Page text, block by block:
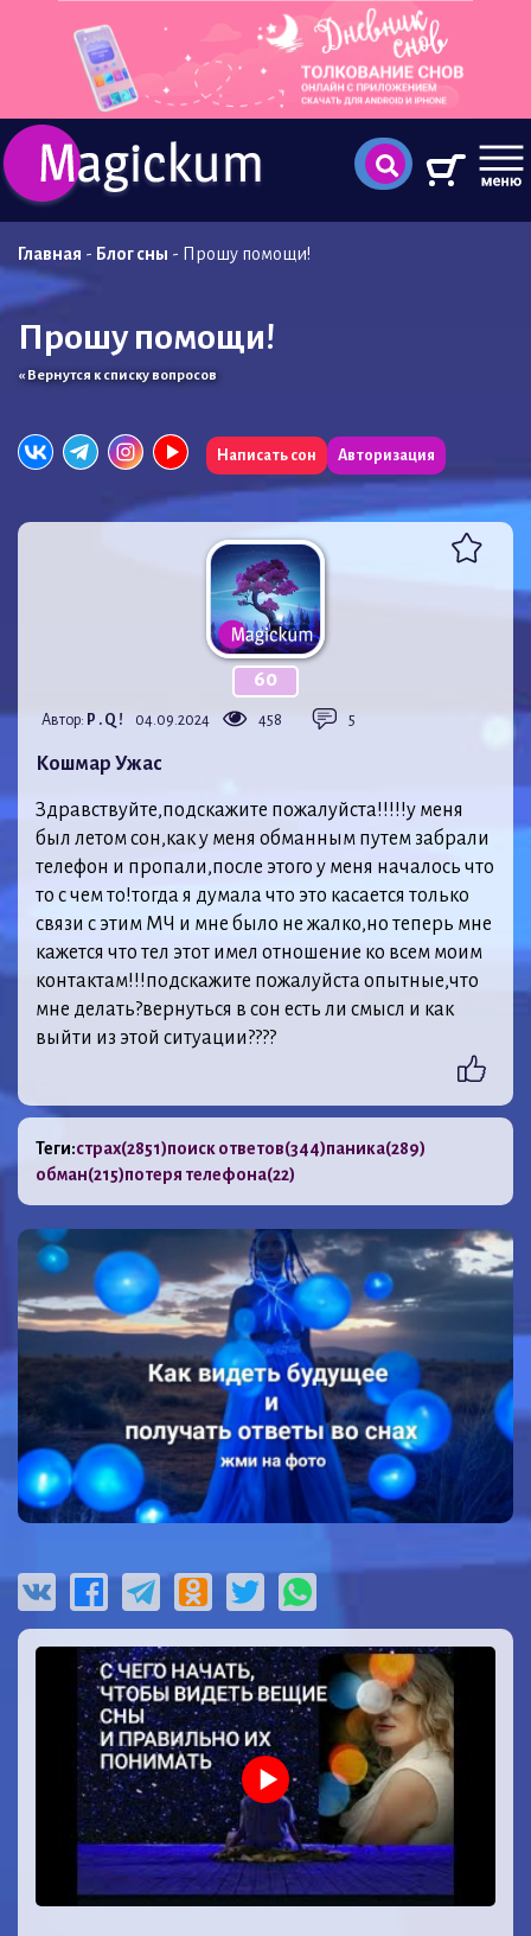
Главная - Блог сны - Прошу помощи!
Прошу помощи!
« Вернутся к списку вопросов
Написать сон Авторизация
60
Автор: P . Q ! 04.09.2024 458 5
Кошмар Ужас
Здравствуйте,подскажите пожалуйста!!!!!у меня
был летом сон,как у меня обманным путем забрали
телефон и пропали,после этого у меня началось что
то с чем то!тогда я думала что это касается только
связи с этим МЧ и мне было не жалко,но теперь мне
кажется что тел этот имел отношение ко всем моим
контактам!!!подскажите пожалуйста опытные,что
мне делать?вернуться в сон есть ли смысл и как
выйти из этой ситуации????
Теги:страх(2851)поиск ответов(344)паника(289)
обман(215)потеря телефона(22)